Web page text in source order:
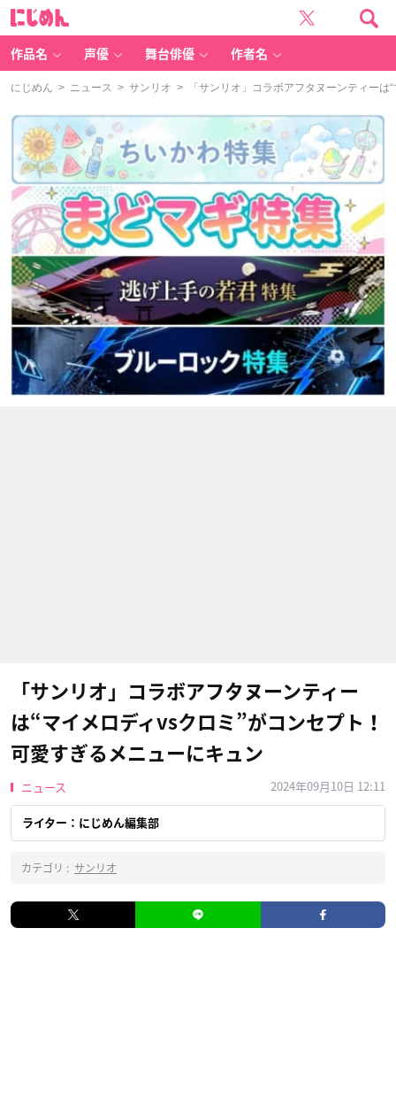
作品名 声優 舞台俳優 作者名
にじめん > ニュース > サンリオ > 「サンリオ」コラボアフタヌーンティーは
「サンリオ」コラボアフタヌーンティー
は“マイメロディvsクロミ”がコンセプト！
可愛すぎるメニューにキュン
ニュース 2024年09月10日 12:11
ライター：にじめん編集部
カテゴリ : サンリオ